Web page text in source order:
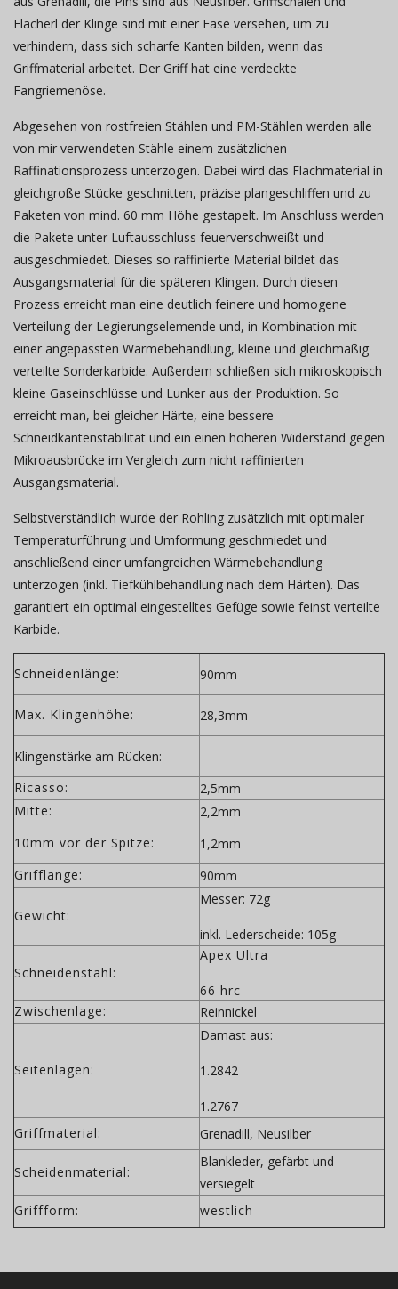
Flacherl der Klinge sind mit einer Fase versehen, um zu
verhindern, dass sich scharfe Kanten bilden, wenn das
Griffmaterial arbeitet. Der Griff hat eine verdeckte
Fangriemenöse.
Abgesehen von rostfreien Stählen und PM-Stählen werden alle
von mir verwendeten Stähle einem zusätzlichen
Raffinationsprozess unterzogen. Dabei wird das Flachmaterial in
gleichgroße Stücke geschnitten, präzise plangeschliffen und zu
Paketen von mind. 60 mm Höhe gestapelt. Im Anschluss werden
die Pakete unter Luftausschluss feuerverschweißt und
ausgeschmiedet. Dieses so raffinierte Material bildet das
Ausgangsmaterial für die späteren Klingen. Durch diesen
Prozess erreicht man eine deutlich feinere und homogene
Verteilung der Legierungselemende und, in Kombination mit
einer angepassten Wärmebehandlung, kleine und gleichmäßig
verteilte Sonderkarbide. Außerdem schließen sich mikroskopisch
kleine Gaseinschlüsse und Lunker aus der Produktion. So
erreicht man, bei gleicher Härte, eine bessere
Schneidkantenstabilität und ein einen höheren Widerstand gegen
Mikroausbrücke im Vergleich zum nicht raffinierten
Ausgangsmaterial.
Selbstverständlich wurde der Rohling zusätzlich mit optimaler
Temperaturführung und Umformung geschmiedet und
anschließend einer umfangreichen Wärmebehandlung
unterzogen (inkl. Tiefkühlbehandlung nach dem Härten). Das
garantiert ein optimal eingestelltes Gefüge sowie feinst verteilte
Karbide.
Schneidenlänge: 90mm
Max. Klingenhöhe: 28,3mm
Klingenstärke am Rücken:
Ricasso:
2,5mm
Mitte:
2,2mm
10mm vor der Spitze:
1,2mm
Grifflänge:
90mm
Gewicht:
Messer: 72g
inkl. Lederscheide: 105g
Schneidenstahl:
Apex Ultra
66 hrc
Zwischenlage:
Reinnickel
Seitenlagen:
Damast aus:
1.2842
1.2767
Griffmaterial:
Grenadill, Neusilber
Scheidenmaterial:
Blankleder, gefärbt und
versiegelt
Griffform:
westlich